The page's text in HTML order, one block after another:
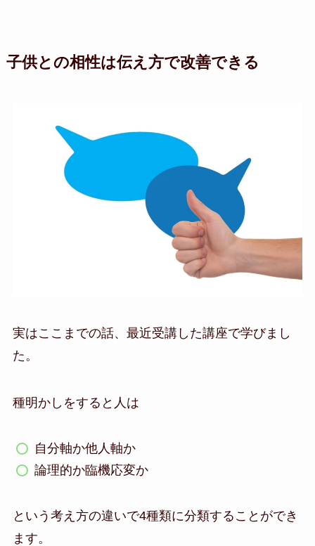
子供との相性は伝え方で改善できる
実はここまでの話、最近受講した講座で学びまし
た。
種明かしをすると人は
自分軸か他人軸か
論理的か臨機応変か
という考え方の違いで4種類に分類することができ
ます。